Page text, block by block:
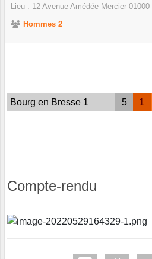
Lieu : 12 Avenue Amédée Mercier 01000
Hommes 2
Bourg en Bresse 1 5 1
Compte-rendu